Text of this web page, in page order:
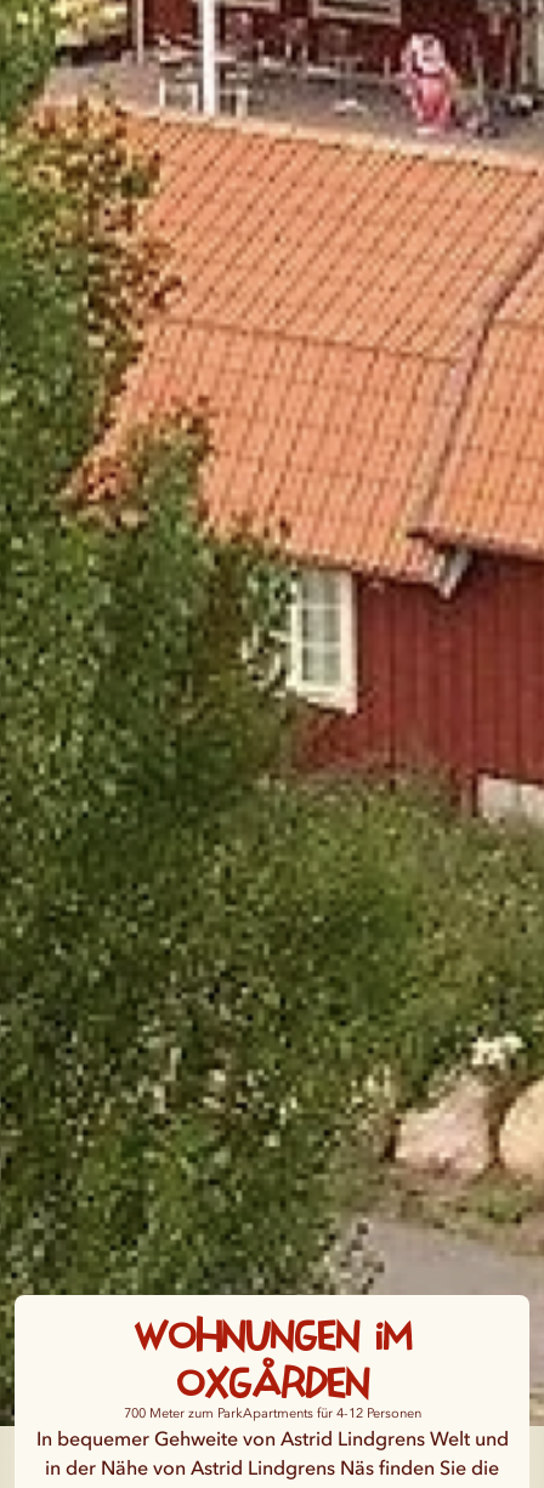
Wohnungen im
Oxgården
700 Meter zum ParkApartments für 4-12 Personen
In bequemer Gehweite von Astrid Lindgrens Welt und
in der Nähe von Astrid Lindgrens Näs finden Sie die